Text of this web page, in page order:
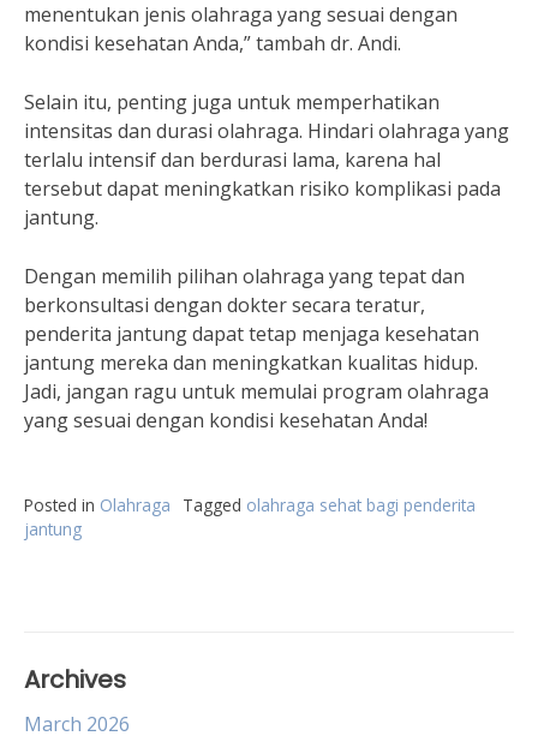
menentukan jenis olahraga yang sesuai dengan
kondisi kesehatan Anda,” tambah dr. Andi.
Selain itu, penting juga untuk memperhatikan
intensitas dan durasi olahraga. Hindari olahraga yang
terlalu intensif dan berdurasi lama, karena hal
tersebut dapat meningkatkan risiko komplikasi pada
jantung.
Dengan memilih pilihan olahraga yang tepat dan
berkonsultasi dengan dokter secara teratur,
penderita jantung dapat tetap menjaga kesehatan
jantung mereka dan meningkatkan kualitas hidup.
Jadi, jangan ragu untuk memulai program olahraga
yang sesuai dengan kondisi kesehatan Anda!
Posted in Olahraga Tagged olahraga sehat bagi penderita
jantung
Archives
March 2026